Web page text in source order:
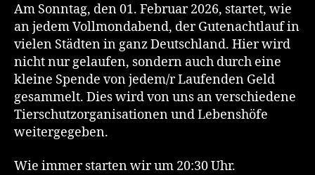
Am Sonntag, den 01. Februar 2026, startet, wie
an jedem Vollmondabend, der Gutenachtlauf in
vielen Städten in ganz Deutschland. Hier wird
nicht nur gelaufen, sondern auch durch eine
kleine Spende von jedem/r Laufenden Geld
gesammelt. Dies wird von uns an verschiedene
Tierschutzorganisationen und Lebenshöfe
weitergegeben.
Wie immer starten wir um 20:30 Uhr.